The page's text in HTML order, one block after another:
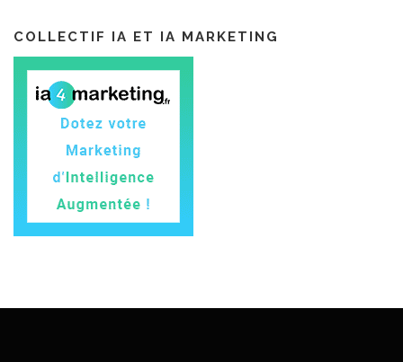
COLLECTIF IA ET IA MARKETING